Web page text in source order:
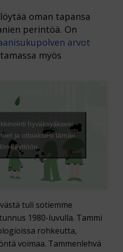
oman tapansa
perintöä. On
arvot
myös
hyväksyäksesi
ja ottaaksesi tämän
käyttöön
tuli sotiemme
1980-luvulla. Tammi
rohkeutta,
voimaa. Tammenlehvä